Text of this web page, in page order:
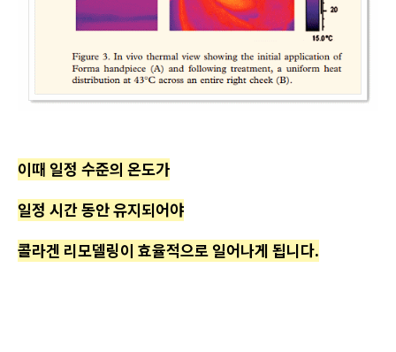
이때 일정 수준의 온도가
일정 시간 동안 유지되어야
콜라겐 리모델링이 효율적으로 일어나게 됩니다.